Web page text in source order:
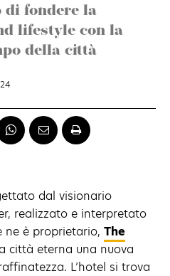
di fondere la
lifestyle con la
della città
dal visionario
realizzato e interpretato
ne è proprietario, The
città eterna una nuova
L’hotel si trova